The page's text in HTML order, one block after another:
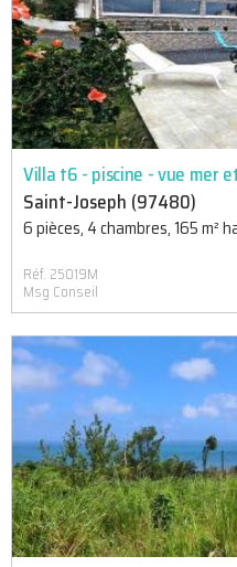
Saint-Joseph (97480)
6 pièces, 4 chambres, 165 m²
Réf. 25019M
Msg Conseil